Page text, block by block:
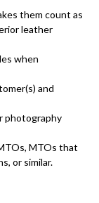
them count as
leather
when
and
photography
MTOs that
or similar.